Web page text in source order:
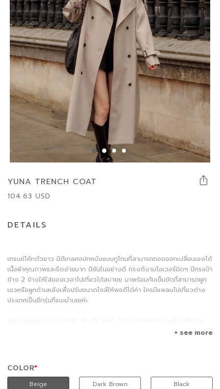
YUNA TRENCH COAT
104.63 USD
DETAILS
เทรนช์โค้ทตัวยาว มีดีเทลคอปกหนังแบบทูโทนที่สามารถถอดออกเปลี่ยนเองได้
เนื้อผ้าคุณภาพและรีดง่ายมาก มีซับในอย่างดี ทรงดีงามโอเวอร์นิดๆ มีกระเป๋า
ข้าง 2 ข้างให้ใส่ของเวลาไปเที่ยวได้สบายย มาพร้อมกับเข็มขัดที่สามารถผูก
เอวหรือผูกด้านหลังเพื่อปรับขนาดไซส์ให้พอดีได้ค่า ใครมีแพลนไปเที่ยวต่าง
ประเทศเป็นอีกรุ่นที่แนะนำเลยค่ะ
+ see more
COLOR
Beige Dark Brown Black